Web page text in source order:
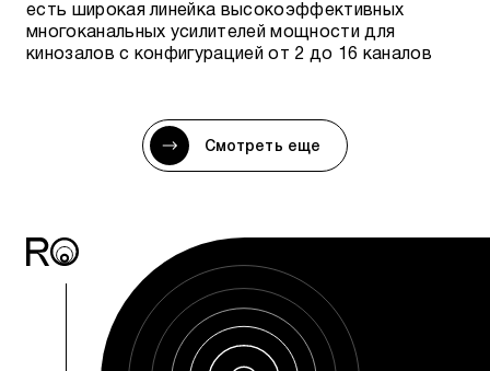
есть широкая линейка высокоэффективных
многоканальных усилителей мощности для
кинозалов с конфигурацией от 2 до 16 каналов
Смотреть еще